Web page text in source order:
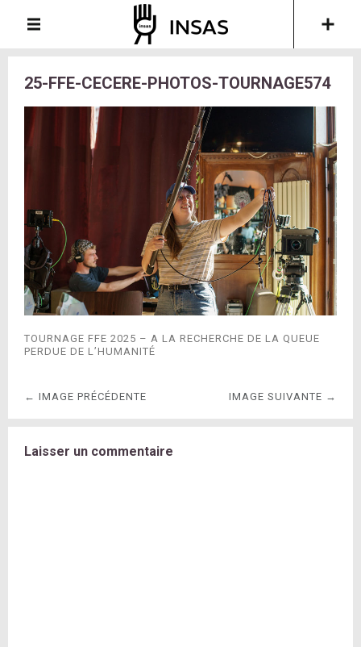
25-FFE-CECERE-PHOTOS-TOURNAGE574
TOURNAGE FFE 2025 – A LA RECHERCHE DE LA QUEUE
PERDUE DE L’HUMANITÉ
← IMAGE PRÉCÉDENTE IMAGE SUIVANTE →
Laisser un commentaire